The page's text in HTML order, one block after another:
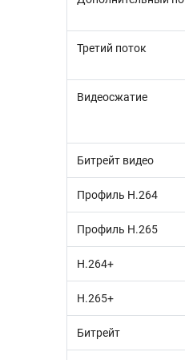
Третий поток
Видеосжатие
Битрейт видео
Профиль H.264
Профиль H.265
H.264+
H.265+
Битрейт